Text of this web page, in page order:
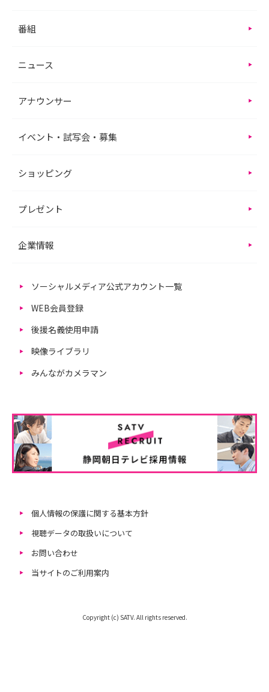
番組
ニュース
アナウンサー
イベント・試写会・募集
ショッピング
プレゼント
企業情報
ソーシャルメディア公式アカウント一覧
WEB会員登録
後援名義使用申請
映像ライブラリ
みんながカメラマン
個人情報の保護に関する基本方針
視聴データの取扱いについて
お問い合わせ
当サイトのご利用案内
Copyright (c) SATV. All rights reserved.